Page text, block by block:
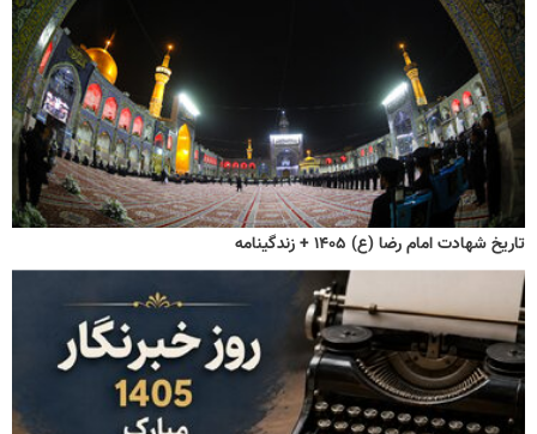
تاریخ شهادت امام رضا (ع) ۱۴۰۵ + زندگینامه